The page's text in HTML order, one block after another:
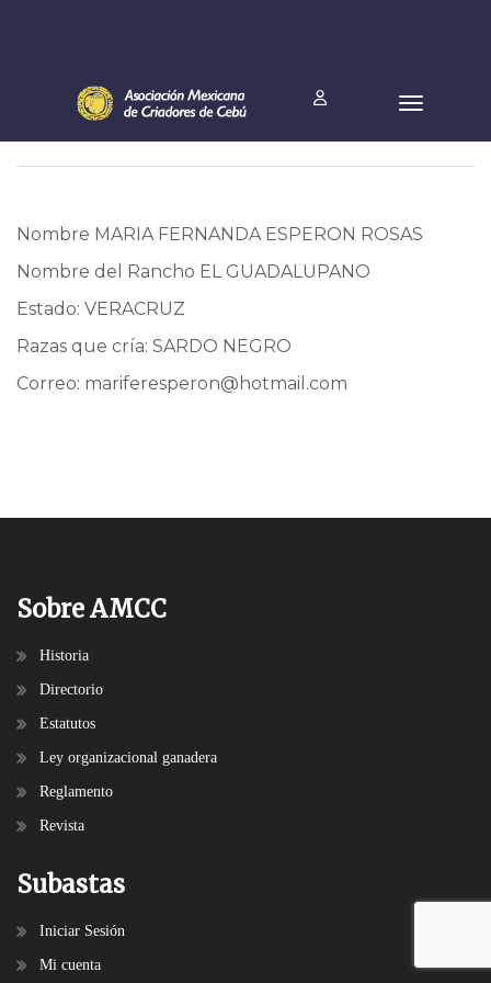
Nombre MARIA FERNANDA ESPERON ROSAS
Nombre del Rancho EL GUADALUPANO
Estado: VERACRUZ
Razas que cría: SARDO NEGRO
Correo: mariferesperon@hotmail.com
Sobre AMCC
Historia
Directorio
Estatutos
Ley organizacional ganadera
Reglamento
Revista
Subastas
Iniciar Sesión
Mi cuenta